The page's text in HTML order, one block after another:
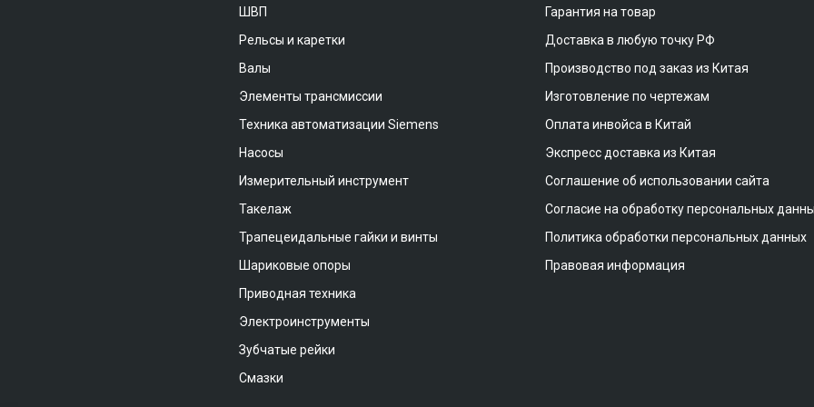
ШВП
Рельсы и каретки
Валы
Элементы трансмиссии
Техника автоматизации Siemens
Насосы
Измерительный инструмент
Такелаж
Трапецеидальные гайки и винты
Шариковые опоры
Приводная техника
Электроинструменты
Зубчатые рейки
Смазки
Гарантия на товар
Доставка в любую точку РФ
Производство под заказ из Китая
Изготовление по чертежам
Оплата инвойса в Китай
Экспресс доставка из Китая
Соглашение об использовании сайта
Согласие на обработку персональных
Политика обработки персональных данных
Правовая информация